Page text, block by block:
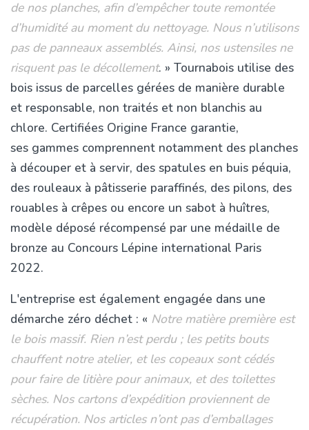
de nos planches, afin d’empêcher toute remontée
d’humidité au moment du nettoyage. Nous n’utilisons
pas de panneaux assemblés. Ainsi, nos ustensiles ne
risquent pas le décollement. » Tournabois utilise des
bois issus de parcelles gérées de manière durable
et responsable, non traités et non blanchis au
chlore. Certifiées Origine France garantie,
ses gammes comprennent notamment des planches
à découper et à servir, des spatules en buis péquia,
des rouleaux à pâtisserie paraffinés, des pilons, des
rouables à crêpes ou encore un sabot à huîtres,
modèle déposé récompensé par une médaille de
bronze au Concours Lépine international Paris
2022.
L'entreprise est également engagée dans une
démarche zéro déchet : « Notre matière première est
le bois massif. Rien n’est perdu ; les petits bouts
chauffent notre atelier, et les copeaux sont cédés
pour faire de litière pour animaux, et des toilettes
sèches. Nos cartons d’expédition proviennent de
récupération. Nos articles n’ont pas d’emballages